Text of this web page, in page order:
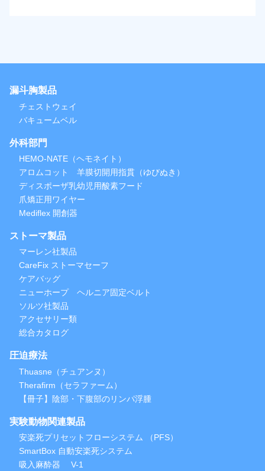
漏斗胸製品
チェストウェイ
バキュームベル
外科部門
HEMO-NATE（ヘモネイト）
アロムコット 羊膜切開用指貫（ゆびぬき）
ディスポーザ乳幼児用酸素フード
爪矯正用ワイヤー
Mediflex 開創器
ストーマ製品
マーレン社製品
CareFix ストーマセーフ
ケアバッグ
ニューホープ ヘルニア固定ベルト
ソルツ社製品
アクセサリー類
総合カタログ
圧迫療法
Thuasne（チュアンヌ）
Therafirm（セラファーム）
【冊子】陰部・下腹部のリンパ浮腫
実験動物関連製品
安楽死プリセットフローシステム （PFS）
SmartBox 自動安楽死システム
吸入麻酔器 V-1